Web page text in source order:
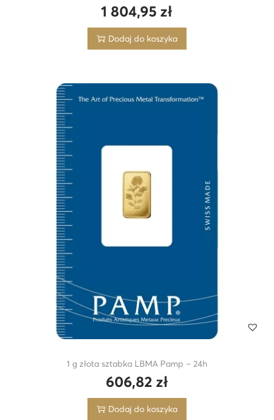
1 804,95zł
Dodaj do koszyka
1 g złota sztabka LBMA Pamp – 24h
606,82 zł
Dodaj do koszyka